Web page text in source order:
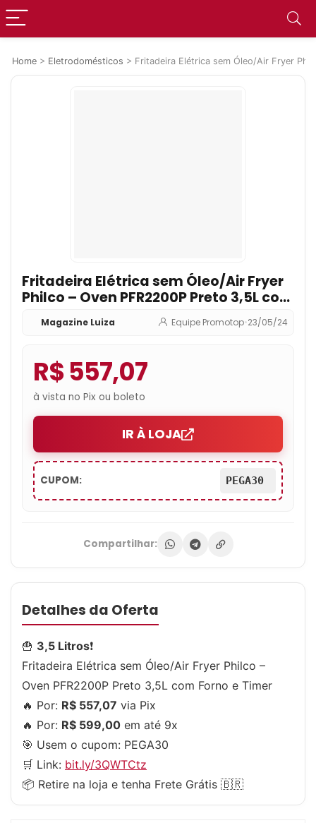
Home > Eletrodomésticos > Fritadeira Elétrica sem Óleo/Air Fryer
Fritadeira Elétrica sem Óleo/Air Fryer
Philco – Oven PFR2200P Preto 3,5L com
Forno e Timer
Magazine Luiza Equipe Promotop•23/05/24
R$ 557,07
à vista no Pix ou boleto
IR À LOJA
CUPOM: PEGA30
Compartilhar:
Detalhes da Oferta
🍟 3,5 Litros❗
Fritadeira Elétrica sem Óleo/Air Fryer Philco –
Oven PFR2200P Preto 3,5L com Forno e Timer
🔥 Por: R$ 557,07 via Pix
🔥 Por: R$ 599,00 em até 9x
🎯 Usem o cupom: PEGA30
🛒 Link: bit.ly/3QWTCtz
📦 Retire na loja e tenha Frete Grátis 🇧🇷